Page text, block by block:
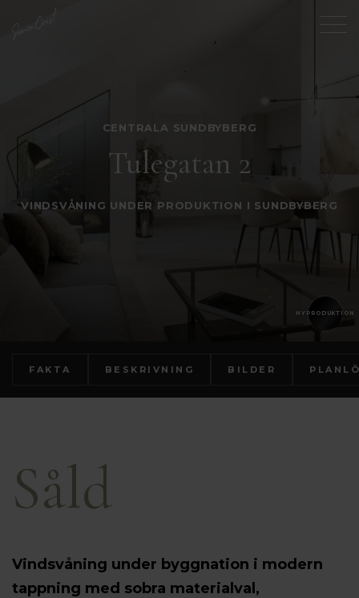
NYPRODUKTION
CENTRALA SUNDBYBERG
Tulegatan 2
VINDSVÅNING UNDER PRODUKTION I SUNDBYBERG
FAKTA BESKRIVNING BILDER
Såld
Vindsvåning under byggnation i modern
tappning med sobra materialval,